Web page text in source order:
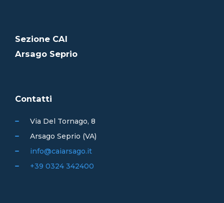
Sezione CAI
Arsago Seprio
Contatti
Via Del Tornago, 8
Arsago Seprio (VA)
info@caiarsago.it
+39 0324 342400